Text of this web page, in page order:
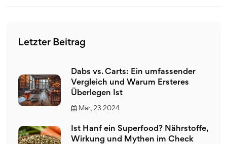
Letzter Beitrag
Dabs vs. Carts: Ein umfassender
Vergleich und Warum Ersteres
Überlegen Ist
Mär, 23 2024
Ist Hanf ein Superfood? Nährstoffe,
Wirkung und Mythen im Check